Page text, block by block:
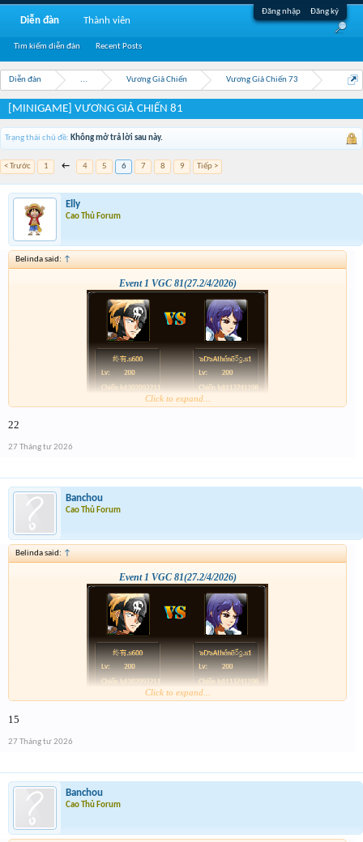
Đăng nhập Đăng ký
Diễn đàn ... Vương Giả Chiến Vương Giả Chiến 73
[MINIGAME] VƯƠNG GIẢ CHIẾN 81
Trạng thái chủ đề: Không mở trả lời sau này.
< Trước 1 ← 4 5 6 7 8 9 Tiếp >
Elly
Cao Thủ Forum
Belinda said: ↑
Event 1 VGC 81(27.2/4/2026)
Click to expand...
22
27 Tháng tư 2026
Banchou
Cao Thủ Forum
Belinda said: ↑
Event 1 VGC 81(27.2/4/2026)
Click to expand...
15
27 Tháng tư 2026
Banchou
Cao Thủ Forum
Diễn đàn
Tìm kiếm diễn đàn Recent Posts
Thành viên